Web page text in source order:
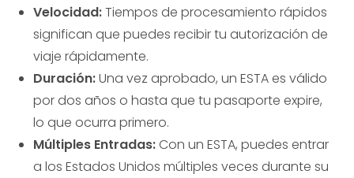
Velocidad:Tiempos de procesamiento rápidos
significan que puedes recibir tu autorización de
viaje rápidamente.
Duración:Una vez aprobado, un ESTA es válido
por dos años o hasta que tu pasaporte expire,
lo que ocurra primero.
Múltiples Entradas: Con un ESTA, puedes entrar
a los Estados Unidos múltiples veces durante su